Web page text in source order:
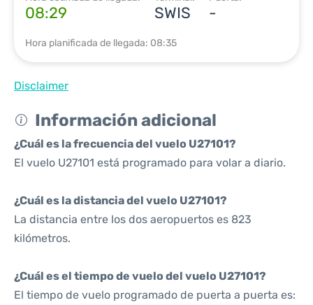
08:29 SWIS -
Hora planificada de llegada: 08:35
Disclaimer
Información adicional
¿Cuál es la frecuencia del vuelo U27101?
El vuelo U27101 está programado para volar a diario.
¿Cuál es la distancia del vuelo U27101?
La distancia entre los dos aeropuertos es 823
kilómetros.
¿Cuál es el tiempo de vuelo del vuelo U27101?
El tiempo de vuelo programado de puerta a puerta es: